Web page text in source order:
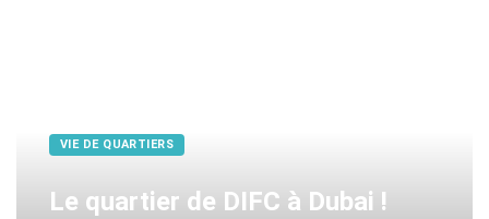
VIE DE QUARTIERS
Le quartier de DIFC à Dubai !